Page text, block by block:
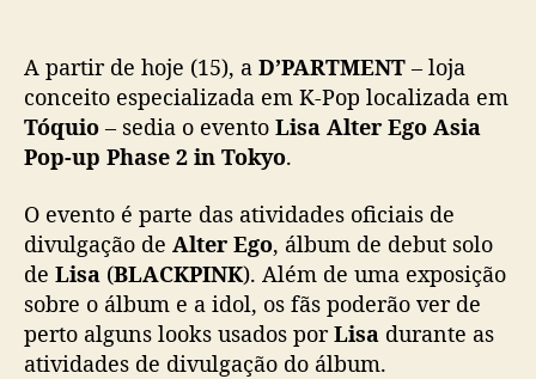
v
e
n
o
p
-
u
p
d
A partir de hoje (15), a D’PARTMENT – loja
conceito especializada em K-Pop localizada em
Tóquio – sedia o evento Lisa Alter Ego Asia
Pop-up Phase 2 in Tokyo.
O evento é parte das atividades oficiais de
divulgação de Alter Ego, álbum de debut solo
de Lisa (BLACKPINK). Além de uma exposição
sobre o álbum e a idol, os fãs poderão ver de
perto alguns looks usados porLisa durante as
atividades de divulgação do álbum.